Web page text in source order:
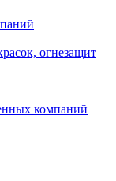
огнезащит
компаний